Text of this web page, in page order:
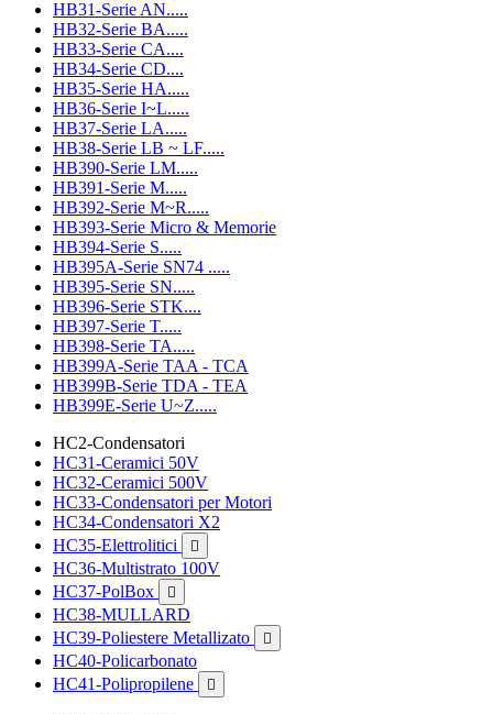
HB31-Serie AN.....
HB32-Serie BA.....
HB33-Serie CA....
HB34-Serie CD....
HB35-Serie HA.....
HB36-Serie I~L.....
HB37-Serie LA.....
HB38-Serie LB ~ LF.....
HB390-Serie LM.....
HB391-Serie M.....
HB392-Serie M~R.....
HB393-Serie Micro & Memorie
HB394-Serie S.....
HB395A-Serie SN74 .....
HB395-Serie SN.....
HB396-Serie STK....
HB397-Serie T.....
HB398-Serie TA.....
HB399A-Serie TAA - TCA
HB399B-Serie TDA - TEA
HB399E-Serie U~Z.....
HC2-Condensatori
HC31-Ceramici 50V
HC32-Ceramici 500V
HC33-Condensatori per Motori
HC34-Condensatori X2
HC35-Elettrolitici

HC36-Multistrato 100V
HC37-PolBox

HC38-MULLARD
HC39-Poliestere Metallizato

HC40-Policarbonato
HC41-Polipropilene
